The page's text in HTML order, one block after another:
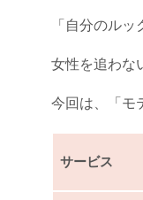
「自分のル
女性を追わな
今回は、「モ
サービス